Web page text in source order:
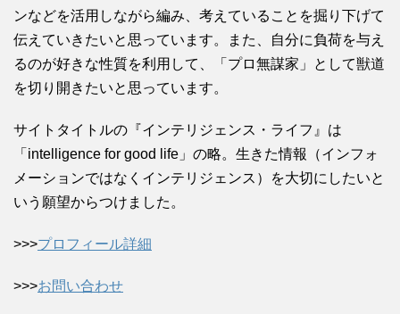
ンなどを活用しながら編み、考えていることを掘り下げて
伝えていきたいと思っています。また、自分に負荷を与え
るのが好きな性質を利用して、「プロ無謀家」として獣道
を切り開きたいと思っています。
サイトタイトルの『インテリジェンス・ライフ』は
「intelligence for good life」の略。生きた情報（インフォ
メーションではなくインテリジェンス）を大切にしたいと
いう願望からつけました。
>>>プロフィール詳細
>>>お問い合わせ